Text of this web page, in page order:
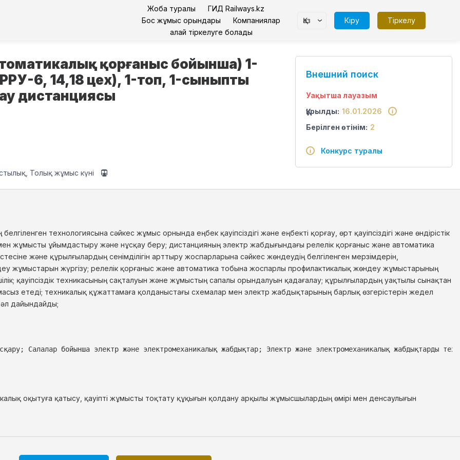
Жоба туралы
ГИД Railways.kz
Бос жұмыс орындары
Компаниялар
Қалай тіркелуге болады
Қаз Кіру Тіркелу
қорғаныс бойынша) 1-
6, 14,18 цех), 1-топ, 1-сыныпты
дистанциясы
Толық жұмыс күні
Внешний поиск
Уақытша лауазым
Құрылды: 16.01.2026
Берілген өтінім: 2
Конкурс туралы
технологиясына сәйкес жұмыс орнында еңбек қауіпсіздігі және еңбекті қорғау, өрт қауіпсіздігі және өндірістік
жұмысты ұйымдастыру және нұсқау беру; дистанцияның электр жабдығындағы релелік қорғаныс және автоматика
және құрылғылардың сенімділігін арттыру жоспарларына сәйкес жөндеудің белгіленген мерзімдерін,
жұмыстарын жүргізу; релелік қорғаныс және автоматика тобына жоспарлы профилактикалық жөндеу жұмыстарының
қауіпсіздік техникасының сақталуын және жұмыстың сапалы орындалуын қадағалау; құрылғылардың уақтылы сынақтан
етеді; техникалық құжаттамаға қолданыстағы схемалар мен электр жабдықтарының барлық өзгерістерін жедел
дайындайды;
Салалар бойынша электр және электромеханикалық жабдықтар; Электр және электромеханикалық жабдықтарды
оқытуға қатысу, қауіпті жұмысты тоқтату құқығын қолдану арқылы жұмысшылардың өмірі мен денсаулығын